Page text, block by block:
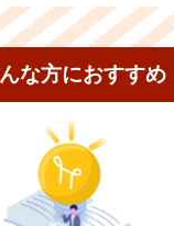
な方におすすめ